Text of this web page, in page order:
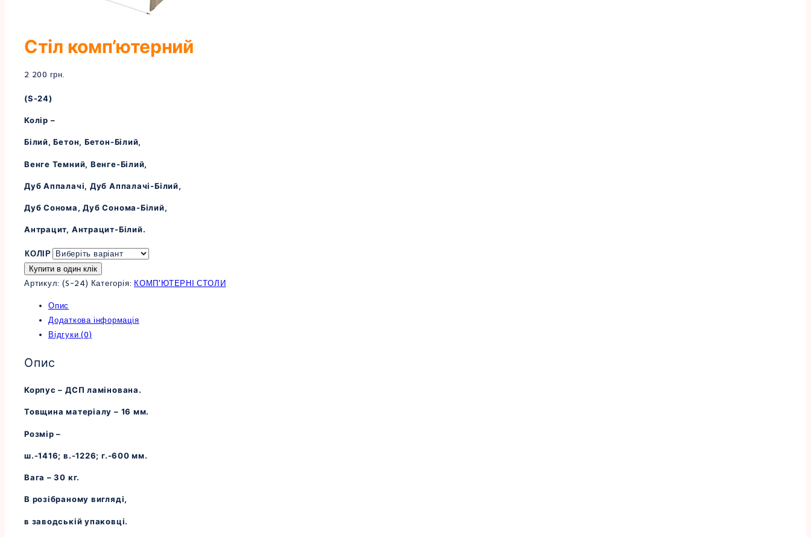
Стіл комп’ютерний
2 200 грн.
(S-24)
Колір –
Білий, Бетон, Бетон-Білий,
Венге Темний, Венге-Білий,
Дуб Аппалачі, Дуб Аппалачі-Білий,
Дуб Сонома, Дуб Сонома-Білий,
Антрацит, Антрацит-Білий.
КОЛІР
Купити в один клік
Артикул:(S-24) Категорія: КОМП'ЮТЕРНІ СТОЛИ
Опис
Додаткова інформація
Відгуки (0)
Опис
Корпус – ДСП ламінована.
Товщина матеріалу – 16 мм.
Розмір –
ш.-1416; в.-1226; г.-600 мм.
Вага – 30 кг.
В розібраному вигляді,
в заводській упаковці.